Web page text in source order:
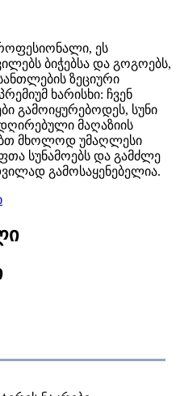
ეს
ბიჭებსა და გოგოებს,
ზეციური
ხარისხი: ჩვენ
გამოიყურებოდეს, სუნი
მაღაზიის
მხოლოდ უმაღლესი
სუნამოებს და გამძლე
გამოსაყენებელია.